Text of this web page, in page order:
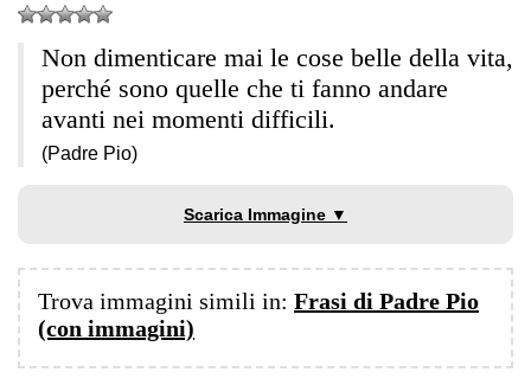
Non dimenticare mai le cose belle della vita,
perché sono quelle che ti fanno andare
avanti nei momenti difficili.
(Padre Pio)
Scarica Immagine ▼
Trova immagini simili in: Frasi di Padre Pio
(con immagini)